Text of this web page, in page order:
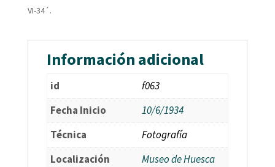
VI-34´.
Información adicional
id
f063
Fecha Inicio
10/6/1934
Técnica
Fotografía
Localización
Museo de Huesca